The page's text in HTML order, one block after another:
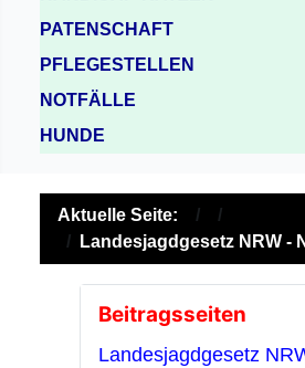
PATENSCHAFT
PFLEGESTELLEN
NOTFÄLLE
HUNDE
Aktuelle Seite:
Landesjagdgesetz NRW -
Beitragsseiten
Landesjagdgesetz